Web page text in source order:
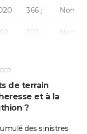
366 j Non
323 j Non
122 j
de terrain
et à la
?
des sinistres